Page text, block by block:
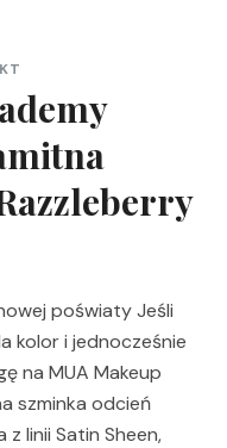
poświaty Jeśli
kolor i jednocześnie
na MUA Makeup
szminka odcień
z linii Satin Sheen,